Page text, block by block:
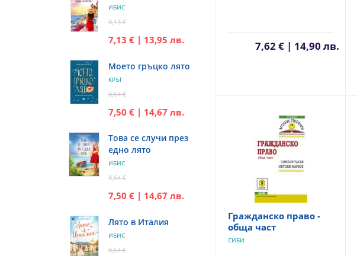
ИБИС
8,13 €
7,13 € | 13,95 лв.
Моето гръцко лято
КРЪГ
8,64 €
7,50 € | 14,67 лв.
Това се случи през
едно лято
ИБИС
8,64 €
7,50 € | 14,67 лв.
Лято в Италия
ИБИС
8,64 €
7,62 € | 14,90 лв.
Гражданско право -
обща част
СИБИ